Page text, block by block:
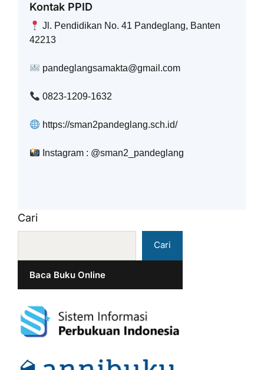
Kontak PPID
Jl. Pendidikan No. 41 Pandeglang, Banten
42213
pandeglangsamakta@gmail.com
0823-1209-1632
https://sman2pandeglang.sch.id/
Instagram : @sman2_pandeglang
Cari
Cari
Baca Buku Online